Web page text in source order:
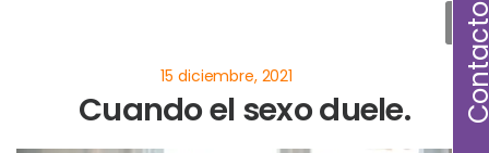
Cuando el sexo duele.